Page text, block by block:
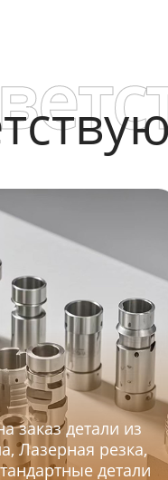
заказ детали из
Лазерная резка,
детали